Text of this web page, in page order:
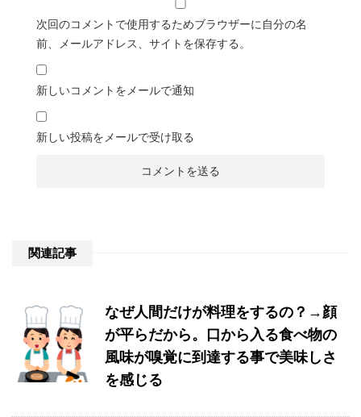
次回のコメントで使用するためブラウザーに自分の名
前、メールアドレス、サイトを保存する。
新しいコメントをメールで通知
新しい投稿をメールで受け取る
関連記事
なぜ人間だけが料理をするの？→顔
が平らだから。口から入る食べ物の
風味が嗅覚に到達する事で美味しさ
を感じる